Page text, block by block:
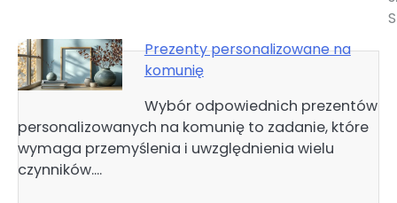
Prezenty personalizowane na
komunię
Wybór odpowiednich prezentów
personalizowanych na komunię to zadanie, które
wymaga przemyślenia i uwzględnienia wielu
czynników.…